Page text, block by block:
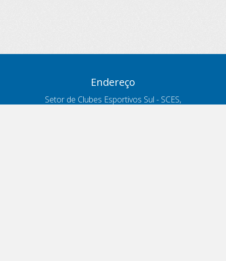
Endereço
Setor de Clubes Esportivos Sul - SCES,